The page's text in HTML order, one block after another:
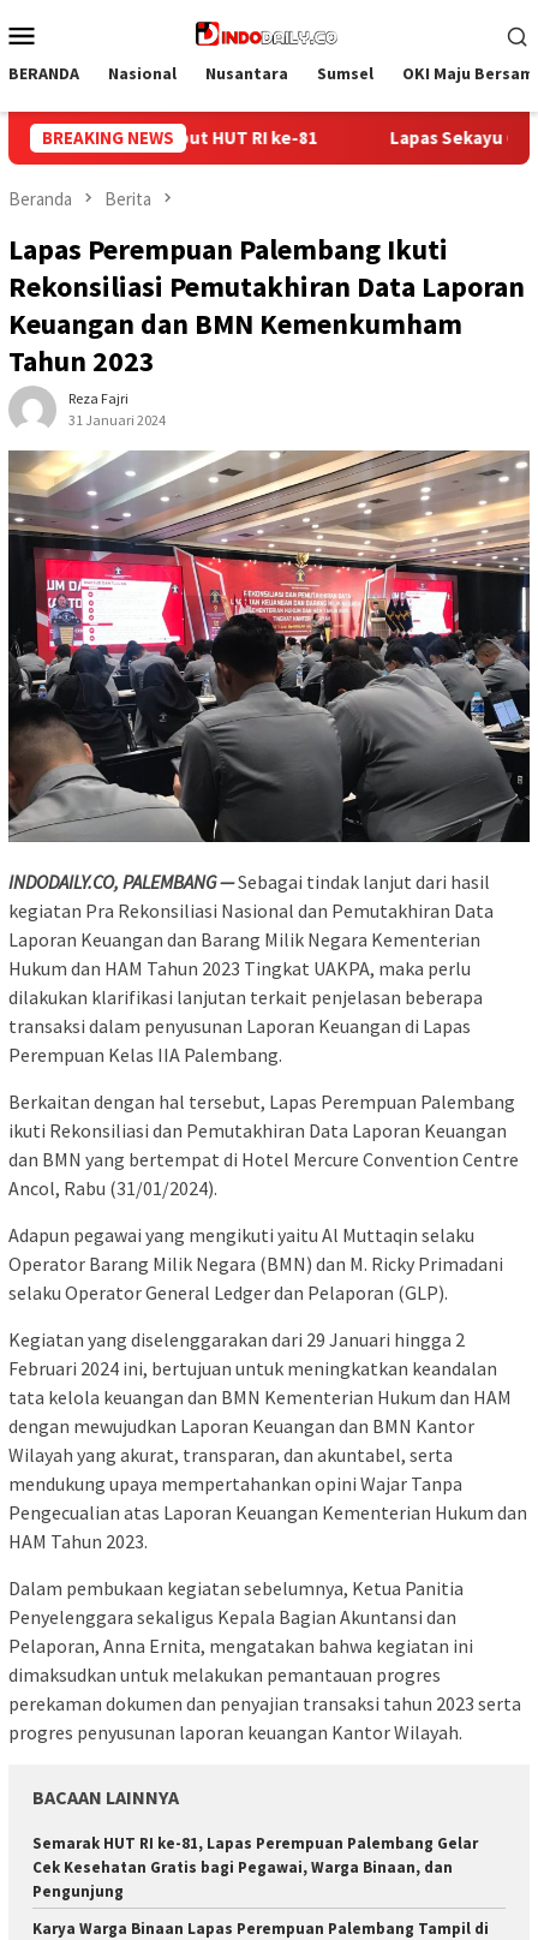
ke
Mobile
BERANDA Nasional Nusantara Sumsel OKI Maju
BREAKING NEWS
Sekayu Gandeng Kwarcab Muba Berikan Materi Dasar
Beranda Berita
Lapas Perempuan Palembang Ikuti
Rekonsiliasi Pemutakhiran Data Laporan
Keuangan dan BMN Kemenkumham
Tahun 2023
Reza Fajri
31 Januari 2024
INDODAILY.CO, PALEMBANG —Sebagai tindak lanjut dari hasil
kegiatan Pra Rekonsiliasi Nasional dan Pemutakhiran Data
Laporan Keuangan dan Barang Milik Negara Kementerian
Hukum dan HAM Tahun 2023 Tingkat UAKPA, maka perlu
dilakukan klarifikasi lanjutan terkait penjelasan beberapa
transaksi dalam penyusunan Laporan Keuangan di Lapas
Perempuan Kelas IIA Palembang.
Berkaitan dengan hal tersebut, Lapas Perempuan Palembang
ikuti Rekonsiliasi dan Pemutakhiran Data Laporan Keuangan
dan BMN yang bertempat di Hotel Mercure Convention Centre
Ancol, Rabu (31/01/2024).
Adapun pegawai yang mengikuti yaitu Al Muttaqin selaku
Operator Barang Milik Negara (BMN) dan M. Ricky Primadani
selaku Operator General Ledger dan Pelaporan (GLP).
Kegiatan yang diselenggarakan dari 29 Januari hingga 2
Februari 2024 ini, bertujuan untuk meningkatkan keandalan
tata kelola keuangan dan BMN Kementerian Hukum dan HAM
dengan mewujudkan Laporan Keuangan dan BMN Kantor
Wilayah yang akurat, transparan, dan akuntabel, serta
mendukung upaya mempertahankan opini Wajar Tanpa
Pengecualian atas Laporan Keuangan Kementerian Hukum dan
HAM Tahun 2023.
Dalam pembukaan kegiatan sebelumnya, Ketua Panitia
Penyelenggara sekaligus Kepala Bagian Akuntansi dan
Pelaporan, Anna Ernita, mengatakan bahwa kegiatan ini
dimaksudkan untuk melakukan pemantauan progres
perekaman dokumen dan penyajian transaksi tahun 2023 serta
progres penyusunan laporan keuangan Kantor Wilayah.
BACAAN LAINNYA
Semarak HUT RI ke-81, Lapas Perempuan Palembang Gelar
Cek Kesehatan Gratis bagi Pegawai, Warga Binaan, dan
Pengunjung
Karya Warga Binaan Lapas Perempuan Palembang Tampil di